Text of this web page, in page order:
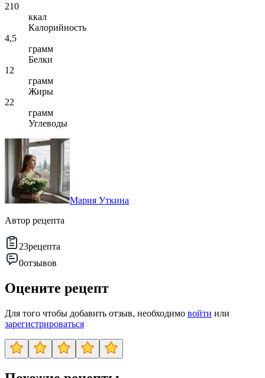
210
ккал
Калорийность
4,5
грамм
Белки
12
грамм
Жиры
22
грамм
Углеводы
Мария Уткина
Автор рецепта
23рецепта
0отзывов
Оцените рецепт
Для того чтобы добавить отзыв, необходимо войти или
зарегистрироваться